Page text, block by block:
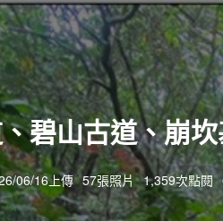
碧山古道、崩
06/16上傳 57張照片 1,359次點閱